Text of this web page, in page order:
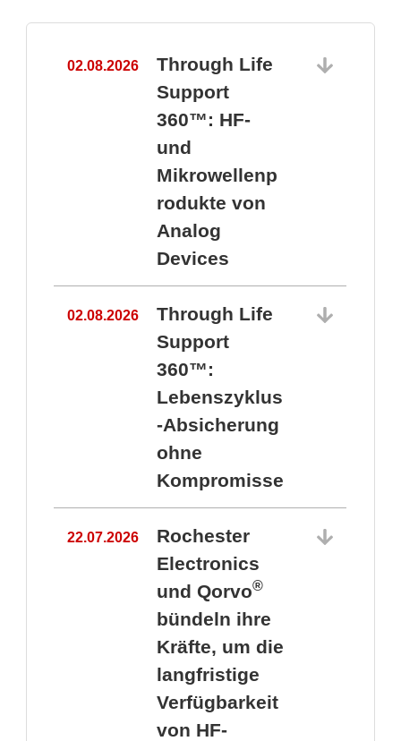
02.08.2026
Through Life
Support
360™: HF-
und
Mikrowellenp
rodukte von
Analog
Devices
02.08.2026
Through Life
Support
360™:
Lebenszyklus
-Absicherung
ohne
Kompromisse
22.07.2026
Rochester
Electronics
und Qorvo®
bündeln ihre
Kräfte, um die
langfristige
Verfügbarkeit
von HF-